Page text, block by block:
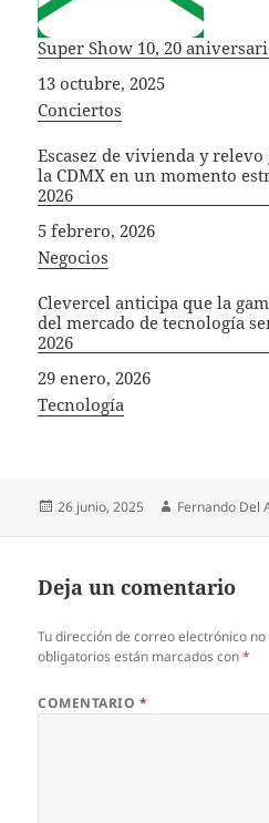
Super Show 10, 20
Fecha
13 octubre, 2025
In relation to
Conciertos
Escasez de vivienda y
la CDMX en un momento
2026
Fecha
5 febrero, 2026
In relation to
Negocios
Clevercel anticipa que la
del mercado de tecnología
2026
Fecha
29 enero, 2026
In relation to
Tecnología
Publicado
26 junio, 2025 Autor
Fernando Del
Deja un comentario
Tu dirección de correo electrónico
obligatorios están marcados con*
COMENTARIO *